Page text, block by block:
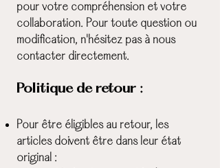
pour votre compréhension et votre
collaboration. Pour toute question ou
modification, n'hésitez pas à nous
contacter directement.
Politique de retour :
Pour être éligibles au retour, les
articles doivent être dans leur état
original :